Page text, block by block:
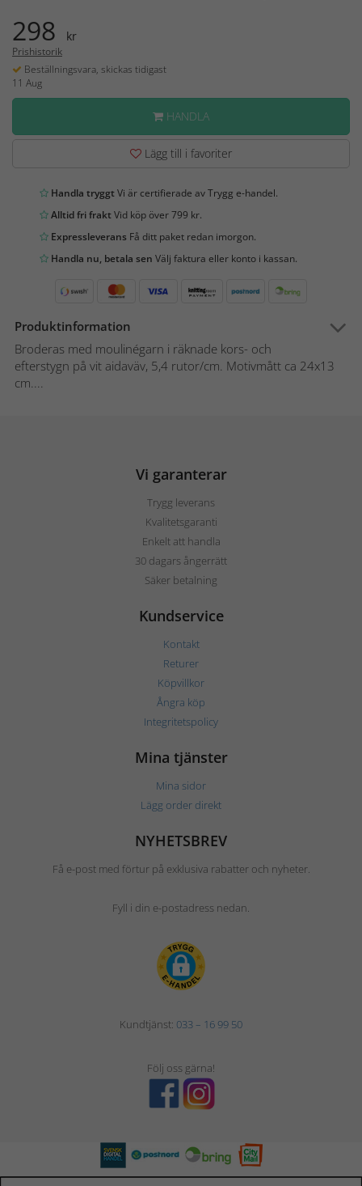
298 kr
Prishistorik
Beställningsvara, skickas tidigast
11 Aug
HANDLA
Lägg till i favoriter
Handla tryggtVi är certifierade av Trygg e-handel.
Alltid fri fraktVid köp över 799 kr.
Expressleverans Få ditt paket redan imorgon.
Handla nu, betala sen Välj faktura eller konto i kassan.
Produktinformation
Broderas med moulinégarn i räknade kors- och
efterstygn på vit aidaväv, 5,4 rutor/cm. Motivmått ca 24x13
cm....
Vi garanterar
Trygg leverans
Kvalitetsgaranti
Enkelt att handla
30 dagars ångerrätt
Säker betalning
Kundservice
Kontakt
Returer
Köpvillkor
Ångra köp
Integritetspolicy
Mina tjänster
Mina sidor
Lägg order direkt
NYHETSBREV
Få e-post med förtur på exklusiva rabatter och nyheter.
Fyll i din e-postadress nedan.
Kundtjänst: 033 – 16 99 50
Följ oss gärna!